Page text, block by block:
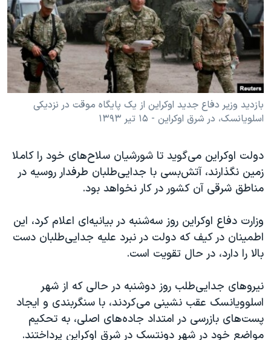
فرهنگ و زندگی
حقوق شهروندی
اقتصادی
علم و فناوری
اسرائیل در جنگ
گالری عکس
مستندها
انتخابات ریاست جمهوری آمریکا ۲۰۲۴
حمله جمهوری اسلامی به اسرائیل
رمز مهسا
ورزش زنان در ایران
اعتراضات زن، زندگی، آزادی
تریبونال مردمی آبان ۹۸
دادگاه حمید نوری
قانون شفافیت دارائی کادر رهبری ایران
اعتراضات مردمی آبان ۹۸
نرگس محمدی برنده جایزه نوبل صلح
همایش محافظه‌کاران آمریکا «سی‌پک»
صفحه‌های ویژه
دنبال کنید
زبانهای مختلف
بازدید وزیر دفاع جدید اوکراین از یک پایگاه موقت در نزدیکی
اسلویانسک، در شرق اوکراین - ۱۵ تیر ۱۳۹۳
دولت اوکراین می‌گوید تا شورشیان سلاح‌های خود را کاملا
زمین نگذارند، آتش‌بسی با جدایی‌طلبان طرفدار روسیه در
مناطق شرقی آن کشور در کار نخواهد بود.
وزارت دفاع اوکراین روز سه‌شنبه در بیانیه‌ای اعلام کرد، این
اطمینان در کیف که دولت در نبرد علیه جدایی‌طلبان دست
بالا را دارد، در حال تقویت است.
نیروهای جدایی‌طلب روز دوشنبه در حالی که از شهر
اسلوویانسک عقب نشینی می‌کردند، با سنگربندی و ایجاد
پست‌های بازرسی در امتداد جاده‌های اصلی، به تحکیم
مواضع خود در شهر دونتسک در شرق اوکراین پرداختند.